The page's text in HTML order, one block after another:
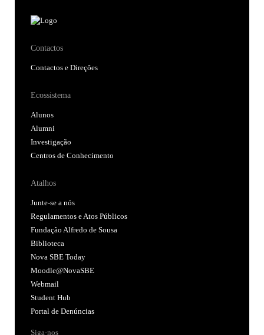
Contactos
Contactos e Direções
Ecossistema
Alunos
Alumni
Investigação
Centros de Conhecimento
Atalhos
Junte-se a nós
Regulamentos e Atos Públicos
Fundação Alfredo de Sousa
Biblioteca
Nova SBE Today
Moodle@NovaSBE
Webmail
Student Hub
Portal de Denúncias
Siga-nos